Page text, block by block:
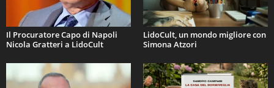
Il Procuratore Capo di Napoli
Nicola Gratteri a LidoCult
LidoCult, un mondo migliore con
Simona Atzori